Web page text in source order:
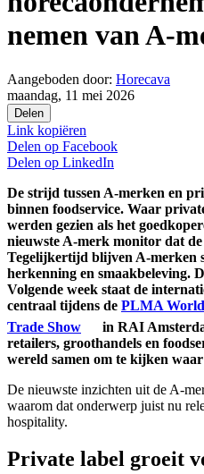
nemen van A-
Aangeboden door: Horecava
maandag, 11 mei 2026
Delen
Link kopiëren
Delen op Facebook
Delen op LinkedIn
De strijd tussen A-merken en
binnen foodservice. Waar
werden gezien als het
nieuwste A-merk monitor dat
Tegelijkertijd blijven A-merken
herkenning en smaakbeleving.
Volgende week staat de
centraal tijdens de PLMA
Trade Show
in RAI
retailers, groothandels en
wereld samen om te kijken
De nieuwste inzichten uit de A-
waarom dat onderwerp juist nu
hospitality.
Private label groeit